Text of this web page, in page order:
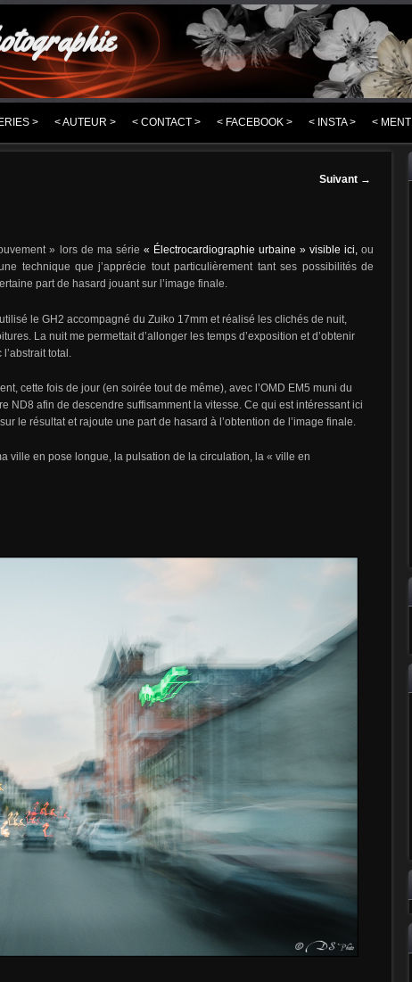
> < AUTEUR > < CONTACT > < FACEBOOK > < INSTA > <
Suivant →
» lors de ma série « Électrocardiographie urbaine » visible ici,ou
technique que j’apprécie tout particulièrement tant ses possibilités de
part de hasard jouant sur l’image finale.
le GH2 accompagné du Zuiko 17mm et réalisé les clichés de nuit,
La nuit me permettait d’allonger les temps d’exposition et d’obtenir
total.
cette fois de jour (en soirée tout de même), avec l’OMD EM5 muni du
ND8 afin de descendre suffisamment la vitesse. Ce qui est intéressant ici
le résultat et rajoute une part de hasard à l’obtention de l’image finale.
ville en pose longue, la pulsation de la circulation, la « ville en